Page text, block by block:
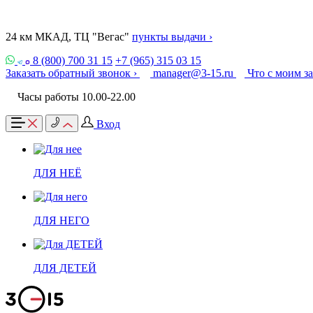
24 км МКАД, ТЦ "Вегас" пункты выдачи ›
8 (800) 700 31 15 +7 (965) 315 03 15
Заказать обратный звонок ›
manager@3-15.ru
Что с моим
Часы работы 10.00-22.00
Вход
ДЛЯ НЕЁ
ДЛЯ НЕГО
ДЛЯ ДЕТЕЙ